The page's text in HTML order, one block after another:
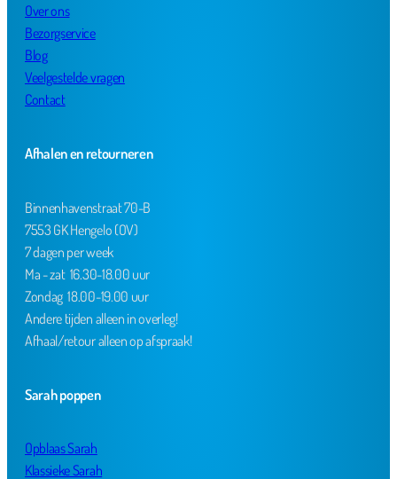
Over ons
Bezorgservice
Blog
Veelgestelde vragen
Contact
Afhalen en retourneren
Binnenhavenstraat 70-B
7553 GK Hengelo (OV)
7 dagen per week
Ma - zat 16.30-18.00 uur
Zondag 18.00-19.00 uur
Andere tijden alleen in overleg!
Afhaal/retour alleen op afspraak!
Sarah poppen
Opblaas Sarah
Klassieke Sarah